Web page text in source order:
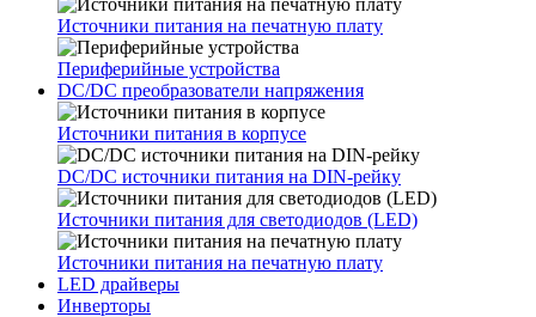
Источники питания на печатную плату
Периферийные устройства
DC/DC преобразователи напряжения
Источники питания в корпусе
DC/DC источники питания на DIN-рейку
Источники питания для светодиодов (LED)
Источники питания на печатную плату
LED драйверы
Инверторы